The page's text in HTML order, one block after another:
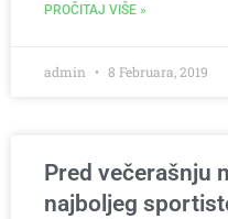
PROČITAJ VIŠE »
admin 8 Februara, 2019
Pred večerašnju
najboljeg